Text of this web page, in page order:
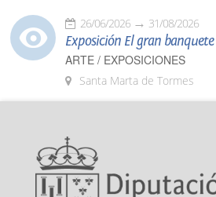
26/06/2026 31/08/2026
Exposición El gran
ARTE / EXPOSICIONES
Santa Marta de Tormes